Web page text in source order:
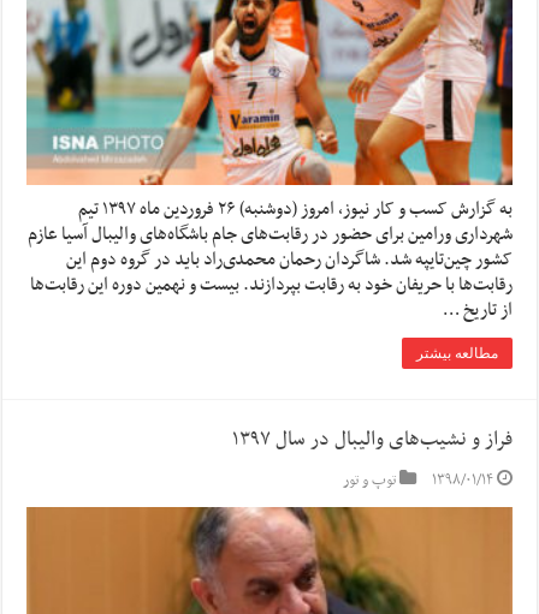
به گزارش کسب و کار نیوز، امروز (دوشنبه) ۲۶ فروردین ماه ۱۳۹۷ تیم
شهرداری ورامین برای حضور در رقابت‌های جام باشگاه‌های والیبال آسیا عازم
کشور چین‌تایپه شد. شاگردان رحمان محمدی‌راد باید در گروه دوم این
رقابت‌ها با حریفان خود به رقابت بپردازند. بیست و نهمین دوره این رقابت‌ها
از تاریخ …
مطالعه بیشتر
فراز و نشیب‌های والیبال در سال ۱۳۹۷
۱۳۹۸/۰۱/۱۴ توپ و تور